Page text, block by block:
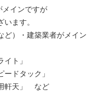
インですが
ます。
）・建築業者がメイン
ト」
ドタック」
軒天」 など